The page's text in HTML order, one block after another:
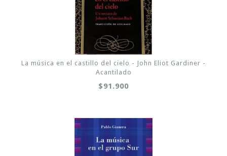
La música en el castillo del cielo - John Eliot Gardiner -
Acantilado
$91.900